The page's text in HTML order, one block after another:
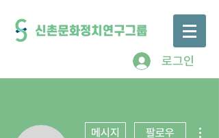
로그인
메시지 팔로우